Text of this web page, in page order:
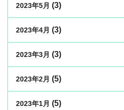
2023年5月 (3)
2023年4月 (3)
2023年3月 (3)
2023年2月 (5)
2023年1月 (5)